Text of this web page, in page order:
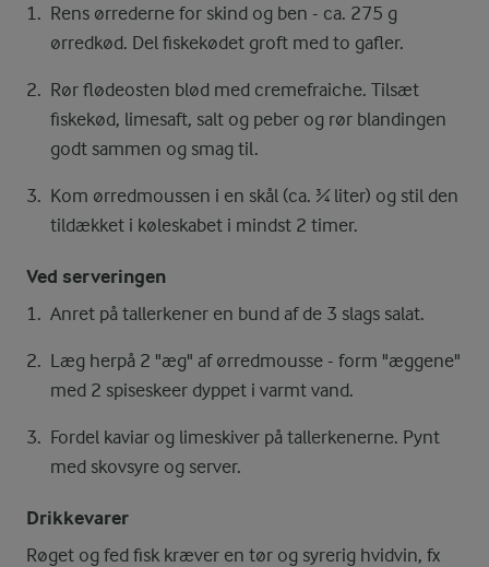
Rens ørrederne for skind og ben - ca. 275 g
ørredkød. Del fiskekødet groft med to gafler.
Rør flødeosten blød med cremefraiche. Tilsæt
fiskekød, limesaft, salt og peber og rør blandingen
godt sammen og smag til.
Kom ørredmoussen i en skål (ca. ¾ liter) og stil den
tildækket i køleskabet i mindst 2 timer.
Ved serveringen
Anret på tallerkener en bund af de 3 slags salat.
Læg herpå 2 "æg" af ørredmousse - form "æggene"
med 2 spiseskeer dyppet i varmt vand.
Fordel kaviar og limeskiver på tallerkenerne. Pynt
med skovsyre og server.
Drikkevarer
Røget og fed fisk kræver en tør og syrerig hvidvin, fx